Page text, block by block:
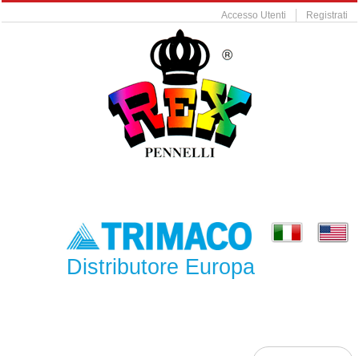
Accesso Utenti Registrati
Distributore Europa